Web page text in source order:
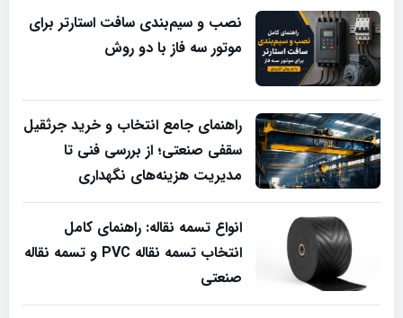
نصب و سیم‌بندی سافت استارتر برای
موتور سه فاز با دو روش
راهنمای جامع انتخاب و خرید جرثقیل
سقفی صنعتی؛ از بررسی فنی تا
مدیریت هزینه‌های نگهداری
انواع تسمه نقاله: راهنمای کامل
انتخاب تسمه نقاله PVC و تسمه نقاله
صنعتی